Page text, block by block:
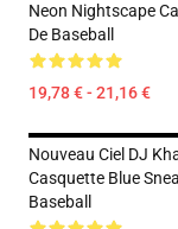
Neon Nightscape
De Baseball
19,78 € - 21,16 €
Nouveau Ciel DJ
Casquette Blue
Baseball